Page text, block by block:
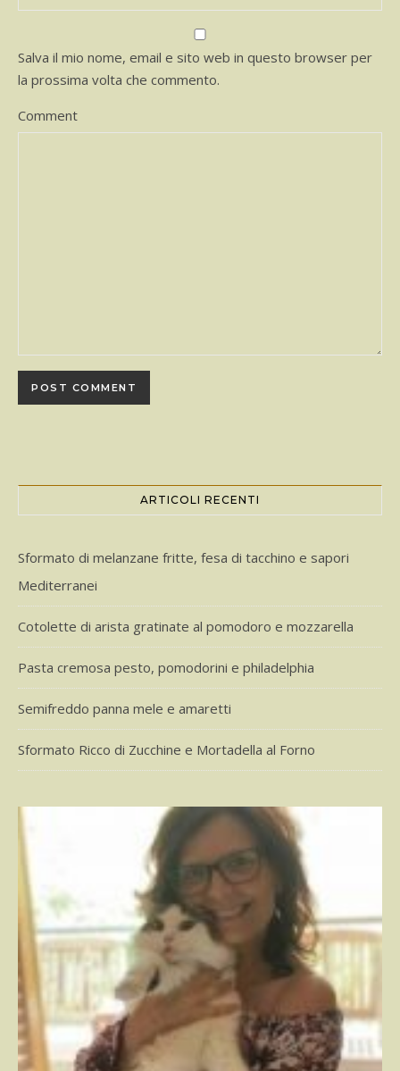
Salva il mio nome, email e sito web in questo browser per
la prossima volta che commento.
Comment
ARTICOLI RECENTI
Sformato di melanzane fritte, fesa di tacchino e sapori
Mediterranei
Cotolette di arista gratinate al pomodoro e mozzarella
Pasta cremosa pesto, pomodorini e philadelphia
Semifreddo panna mele e amaretti
Sformato Ricco di Zucchine e Mortadella al Forno